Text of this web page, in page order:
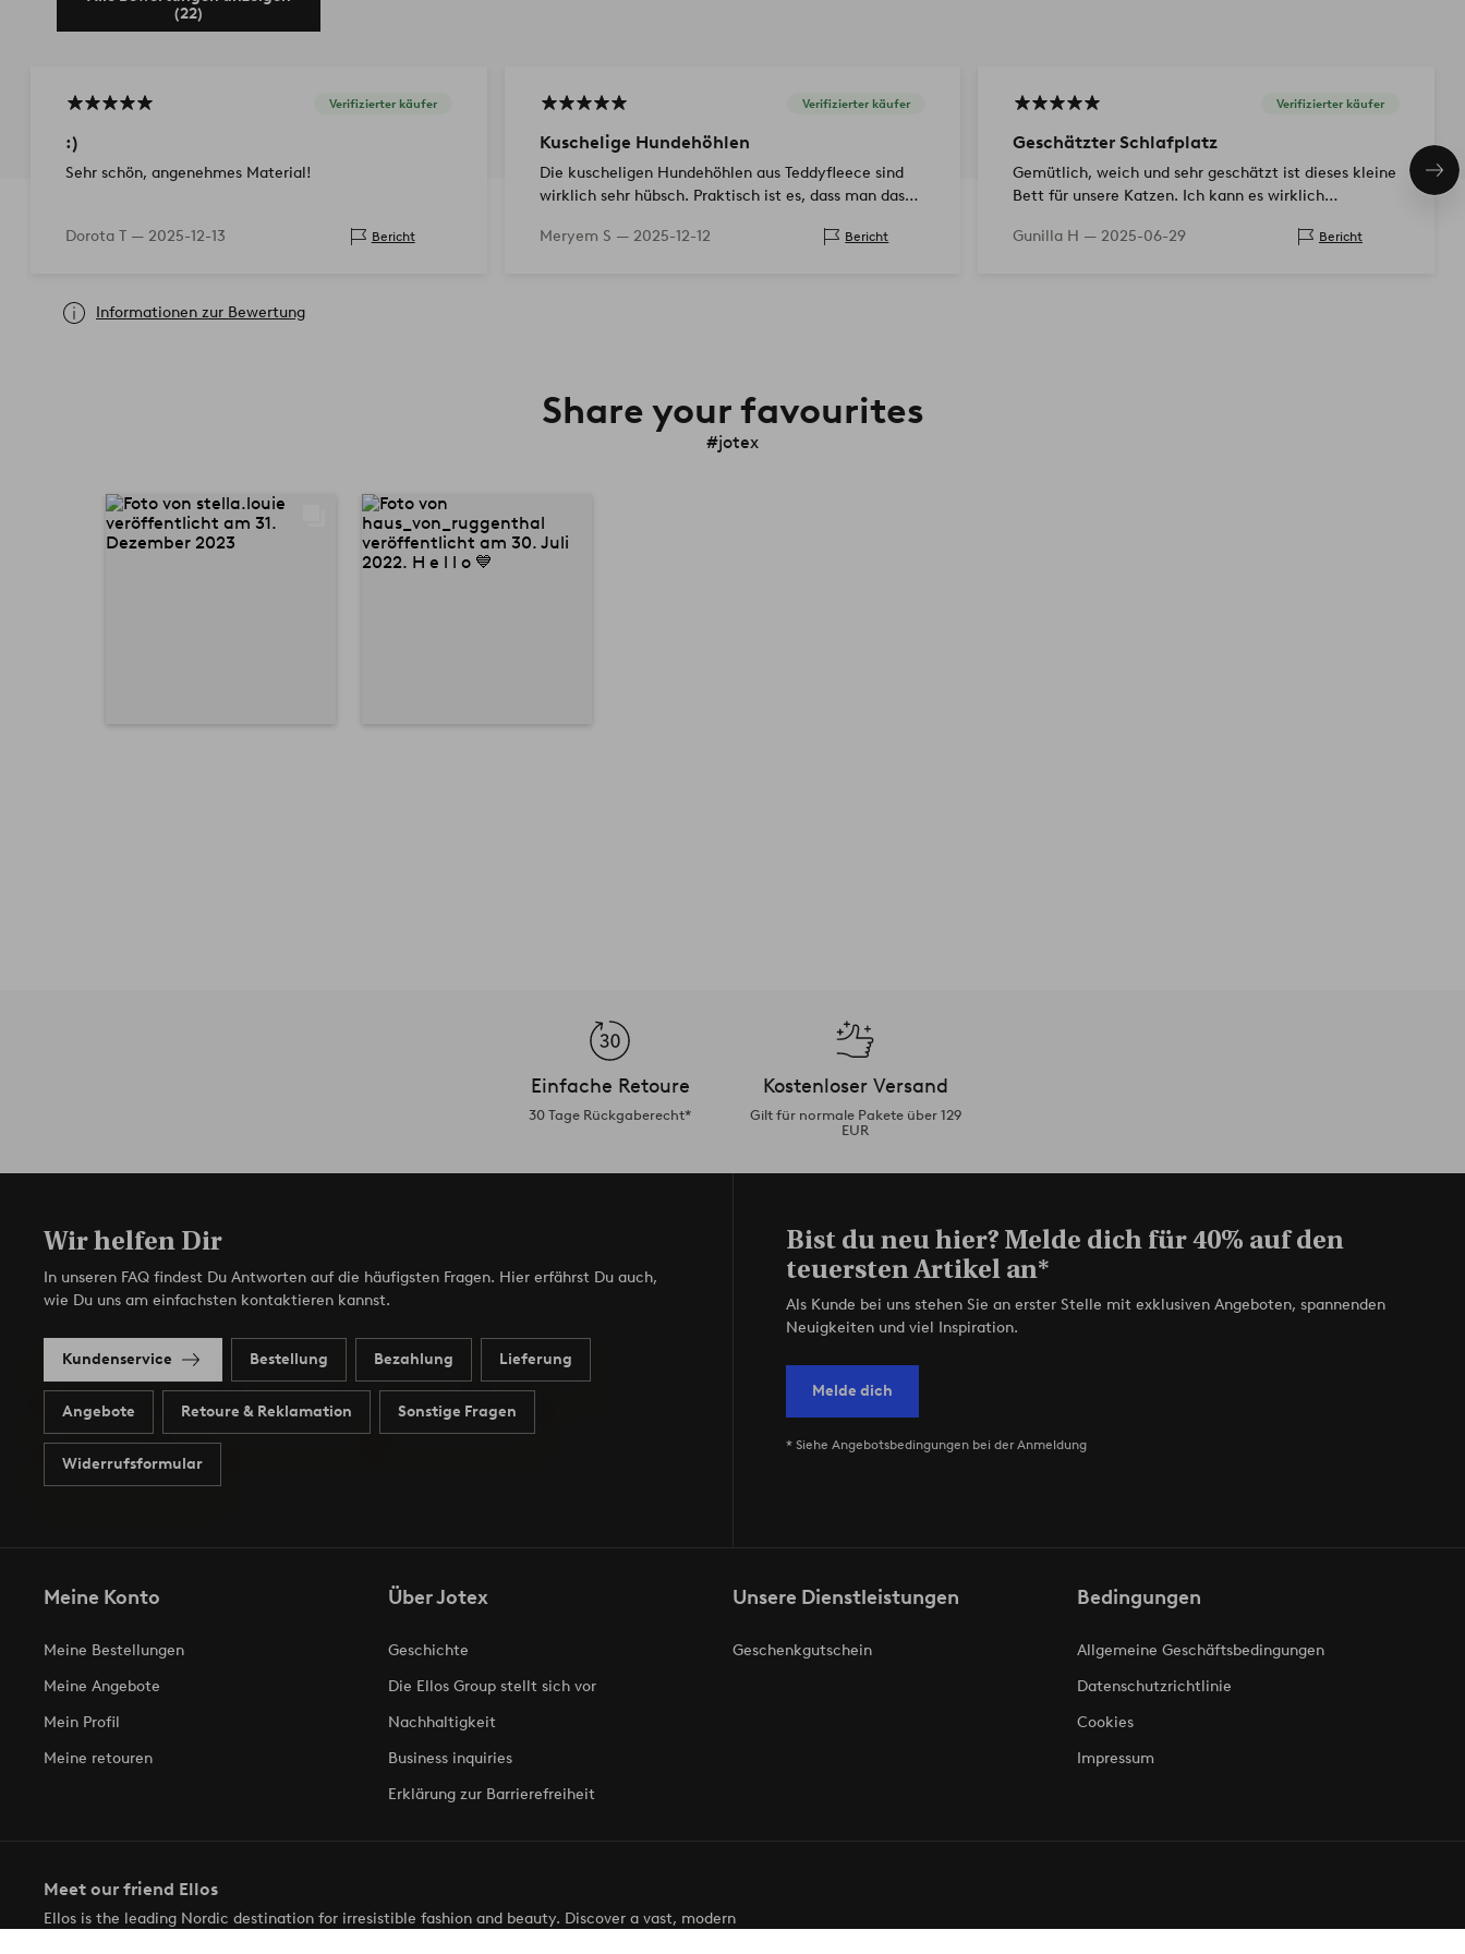
(22)
Verifizierter käufer
:)
Sehr schön, angenehmes Material!
Dorota T — 2025-12-13 Bericht
Verifizierter käufer
Kuschelige Hundehöhlen
Die kuscheligen Hundehöhlen aus Teddyfleece sind
wirklich sehr hübsch. Praktisch ist es, dass man das
Terrier Hündin liebt es!
Meryem S — 2025-12-12 Bericht
Verifizierter käufer
Geschätzter Schlafplatz
Gemütlich, weich und sehr geschätzt ist dieses kleine
Bett für unsere Katzen. Ich kann es wirklich
Gunilla H — 2025-06-29 Bericht
Informationen zur Bewertung
Share your favourites
#jotex
Einfache Retoure
30 Tage Rückgaberecht*
Kostenloser Versand
Gilt für normale Pakete über 129
EUR
Wir helfen Dir
In unseren FAQ findest Du Antworten auf die häufigsten Fragen. Hier erfährst Du auch,
wie Du uns am einfachsten kontaktieren kannst.
Kundenservice Bestellung Bezahlung Lieferung
Angebote Retoure & Reklamation Sonstige Fragen
Widerrufsformular
Bist du neu hier? Melde dich für 40% auf den
teuersten Artikel an*
Als Kunde bei uns stehen Sie an erster Stelle mit exklusiven Angeboten, spannenden
Neuigkeiten und viel Inspiration.
Melde dich
* Siehe Angebotsbedingungen bei der Anmeldung
Meine Konto
Meine Bestellungen
Meine Angebote
Mein Profil
Meine retouren
Über Jotex
Geschichte
Die Ellos Group stellt sich vor
Nachhaltigkeit
Business inquiries
Erklärung zur Barrierefreiheit
Unsere Dienstleistungen
Geschenkgutschein
Bedingungen
Allgemeine Geschäftsbedingungen
Datenschutzrichtlinie
Cookies
Impressum
Meet our friend Ellos
Ellos is the leading Nordic destination for irresistible fashion and beauty. Discover a vast, modern